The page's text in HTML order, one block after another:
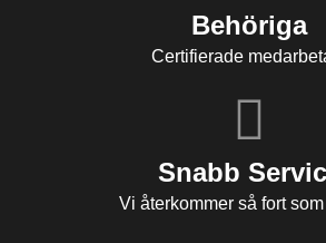
Behöriga
Certifierade
Snabb
Vi återkommer så fort